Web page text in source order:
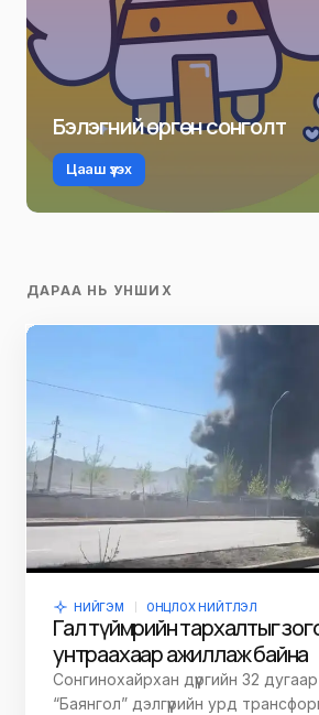
Бэлэгний өргөн сонголт
Цааш үзэх
ДАРАА НЬ УНШИХ
НИЙГЭМ ОНЦЛОХ НИЙТЛЭЛ
Гал түймрийн тархалтыг
унтраахаар ажиллаж байна
Сонгинохайрхан дүүргийн 32
“Баянгол” дэлгүүрийн урд